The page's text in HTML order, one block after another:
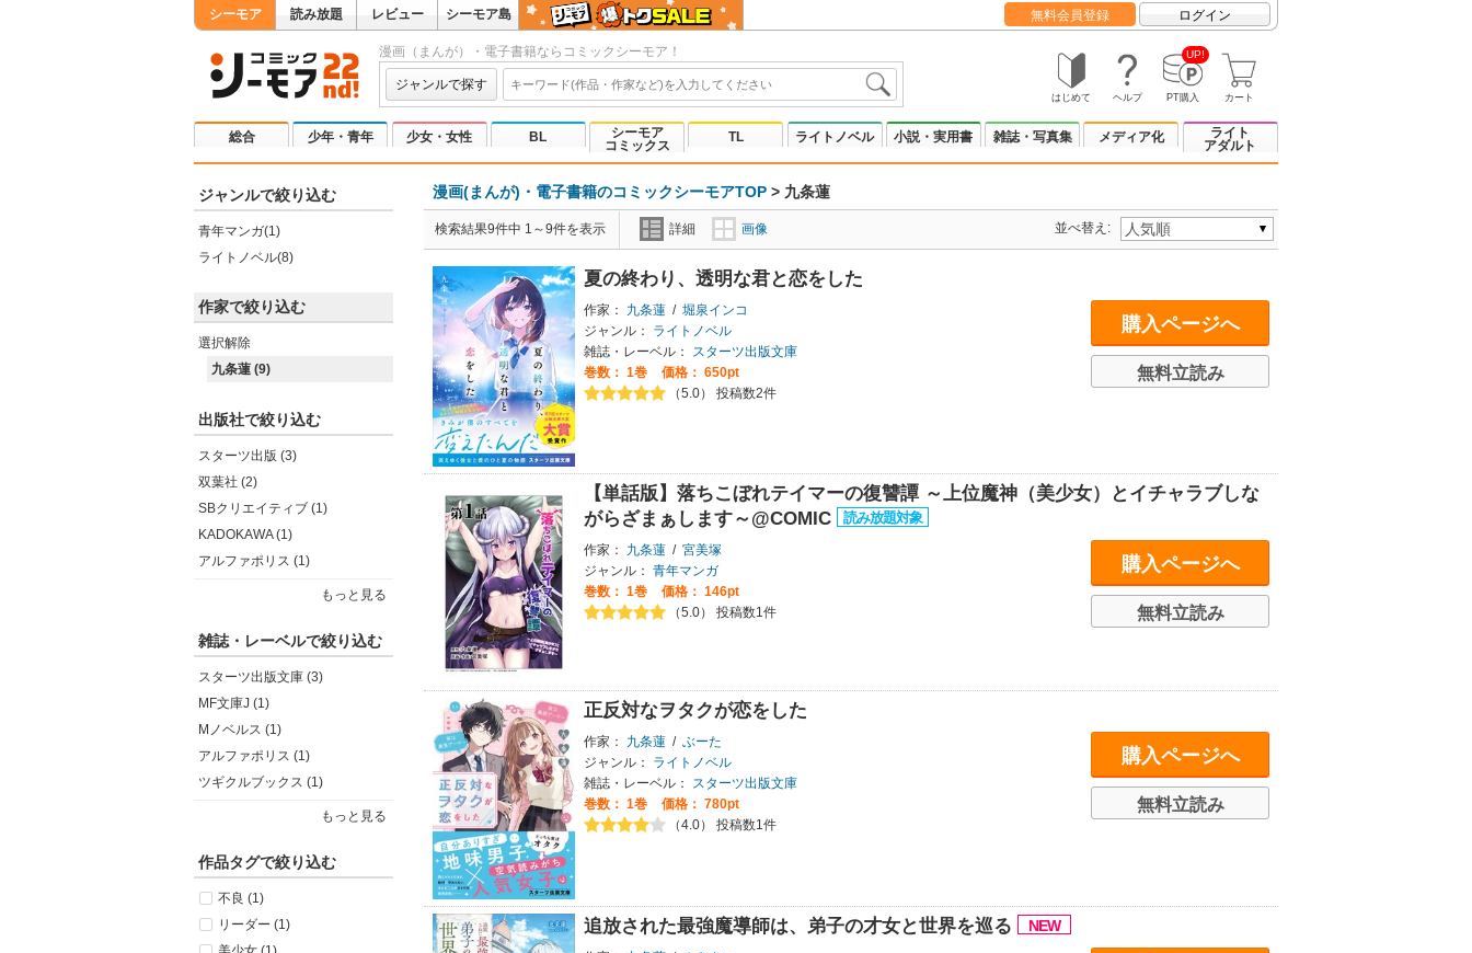
シーモア 読み放題 レビュー シーモア島 無料会員登録 ログイン
漫画（まんが）・電子書籍ならコミックシーモア！
ジャンルで探す
はじめて ヘルプ
UP!
PT購入 カート
総合 少年・青年 少女・女性 BL
シーモア
コミックス
TL ライトノベル 小説・実用書 雑誌・写真集 メディア化
ライト
アダルト
ジャンルで絞り込む
青年マンガ(1)
ライトノベル(8)
作家で絞り込む
選択解除
九条蓮 (9)
出版社で絞り込む
スターツ出版 (3)
双葉社 (2)
SBクリエイティブ (1)
KADOKAWA (1)
アルファポリス (1)
もっと見る
雑誌・レーベルで絞り込む
スターツ出版文庫 (3)
MF文庫J (1)
Mノベルス (1)
アルファポリス (1)
ツギクルブックス (1)
もっと見る
作品タグで絞り込む
不良 (1)
リーダー (1)
漫画(まんが)・電子書籍のコミックシーモアTOP > 九条蓮
検索結果9件中 1～9件を表示 詳細 画像 並べ替え:
夏の終わり、透明な君と恋をした
作家： 九条蓮 / 堀泉インコ
ジャンル：
ライトノベル
雑誌・レーベル：
スターツ出版文庫
巻数： 1巻
価格： 650pt
（5.0） 投稿数2件
購入ページへ
無料立読み
【単話版】落ちこぼれテイマーの復讐譚 ～上位魔神（美少女）とイチャラブしな
がらざまぁします～@COMIC
作家： 九条蓮 / 宮美塚
ジャンル： 青年マンガ
巻数： 1巻
価格： 146pt
（5.0） 投稿数1件
購入ページへ
無料立読み
正反対なヲタクが恋をした
作家： 九条蓮 / ぶーた
ジャンル：
ライトノベル
雑誌・レーベル：
スターツ出版文庫
巻数： 1巻
価格： 780pt
（4.0） 投稿数1件
購入ページへ
無料立読み
追放された最強魔導師は、弟子の才女と世界を巡る